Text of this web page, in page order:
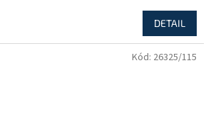
M
A
DETAIL
Kód: 26325/115